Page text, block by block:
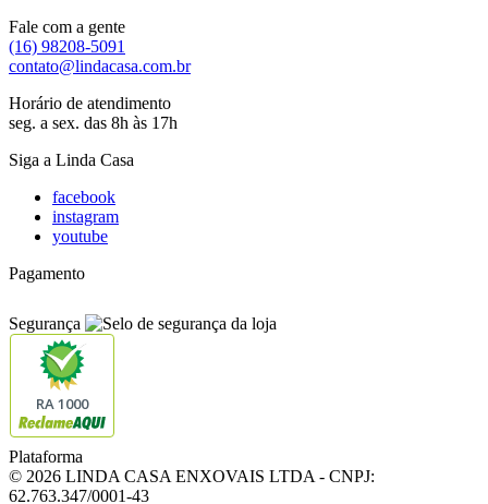
Fale com a gente
(16) 98208-5091
contato@lindacasa.com.br
Horário de atendimento
seg. a sex. das 8h às 17h
Siga a Linda Casa
facebook
instagram
youtube
Pagamento
Segurança
RA 1000
Plataforma
© 2026 LINDA CASA ENXOVAIS LTDA - CNPJ:
62.763.347/0001-43